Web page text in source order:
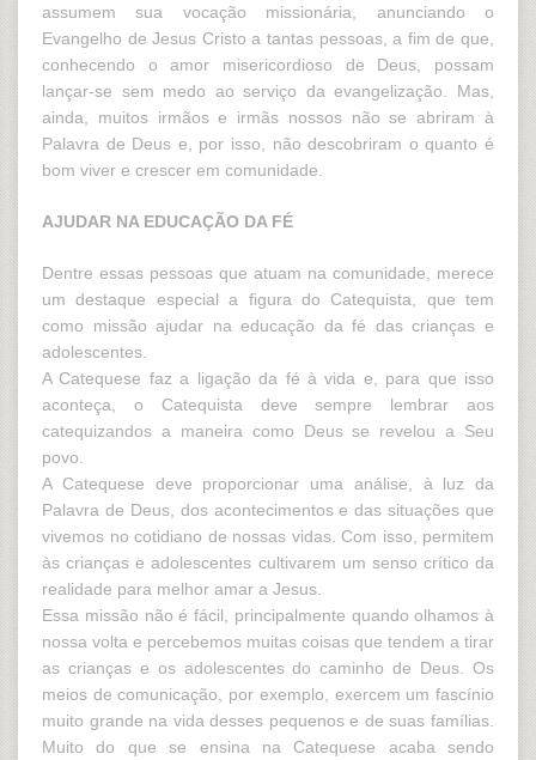
assumem sua vocação missionária, anunciando o
Evangelho de Jesus Cristo a tantas pessoas, a fim de que,
conhecendo o amor misericordioso de Deus, possam
lançar-se sem medo ao serviço da evangelização. Mas,
ainda, muitos irmãos e irmãs nossos não se abriram à
Palavra de Deus e, por isso, não descobriram o quanto é
bom viver e crescer em comunidade.
AJUDAR NA EDUCAÇÃO DA FÉ
Dentre essas pessoas que atuam na comunidade, merece
um destaque especial a figura do Catequista, que tem
como missão ajudar na educação da fé das crianças e
adolescentes.
A Catequese faz a ligação da fé à vida e, para que isso
aconteça, o Catequista deve sempre lembrar aos
catequizandos a maneira como Deus se revelou a Seu
povo.
A Catequese deve proporcionar uma análise, à luz da
Palavra de Deus, dos acontecimentos e das situações que
vivemos no cotidiano de nossas vidas. Com isso, permitem
às crianças e adolescentes cultivarem um senso crítico da
realidade para melhor amar a Jesus.
Essa missão não é fácil, principalmente quando olhamos à
nossa volta e percebemos muitas coisas que tendem a tirar
as crianças e os adolescentes do caminho de Deus. Os
meios de comunicação, por exemplo, exercem um fascínio
muito grande na vida desses pequenos e de suas famílias.
Muito do que se ensina na Catequese acaba sendo